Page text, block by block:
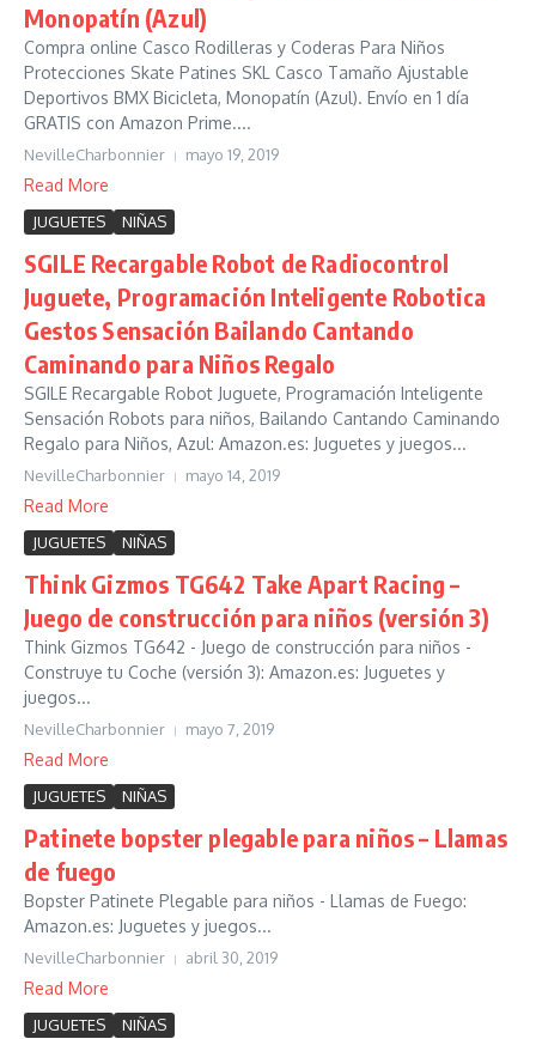
Monopatín (Azul)
Compra online Casco Rodilleras y Coderas Para Niños
Protecciones Skate Patines SKL Casco Tamaño Ajustable
Deportivos BMX Bicicleta, Monopatín (Azul). Envío en 1 día
GRATIS con Amazon Prime....
NevilleCharbonnier mayo 19, 2019
Read More
JUGUETES NIÑAS
SGILE Recargable Robot de Radiocontrol
Juguete, Programación Inteligente Robotica
Gestos Sensación Bailando Cantando
Caminando para Niños Regalo
SGILE Recargable Robot Juguete, Programación Inteligente
Sensación Robots para niños, Bailando Cantando Caminando
Regalo para Niños, Azul: Amazon.es: Juguetes y juegos...
NevilleCharbonnier mayo 14, 2019
Read More
JUGUETES NIÑAS
Think Gizmos TG642 Take Apart Racing –
Juego de construcción para niños (versión 3)
Think Gizmos TG642 - Juego de construcción para niños -
Construye tu Coche (versión 3): Amazon.es: Juguetes y
juegos...
NevilleCharbonnier mayo 7, 2019
Read More
JUGUETES NIÑAS
Patinete bopster plegable para niños – Llamas
de fuego
Bopster Patinete Plegable para niños - Llamas de Fuego:
Amazon.es: Juguetes y juegos...
NevilleCharbonnier abril 30, 2019
Read More
JUGUETES NIÑAS